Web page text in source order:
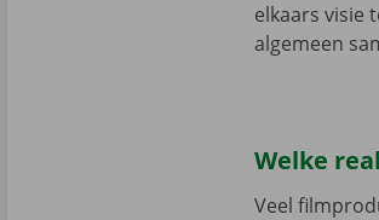
elkaars visie
algemeen
Welke
Veel